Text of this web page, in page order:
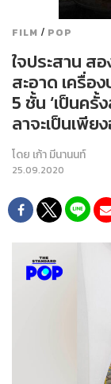
FILM / POP
ใจประสาน ส
สะอาด เครื่อ
5 ชั้น ‘เป็นค
ลาจะเป็นเพีย
โดย เก้า มีนานนท์
25.09.2020